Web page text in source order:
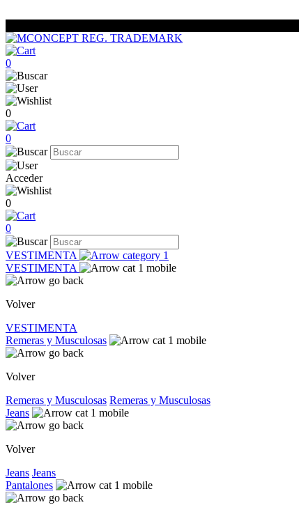
0
0
0
Acceder
0
0
VESTIMENTA
VESTIMENTA
Volver
VESTIMENTA
Remeras y Musculosas
Volver
Remeras y Musculosas Remeras y Musculosas
Jeans
Volver
Jeans Jeans
Pantalones